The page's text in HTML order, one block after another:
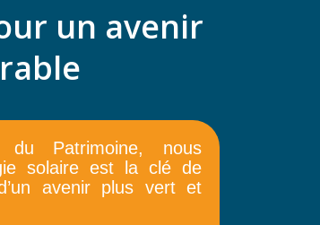
un avenir
du Patrimoine, nous
solaire est la clé de
avenir plus vert et